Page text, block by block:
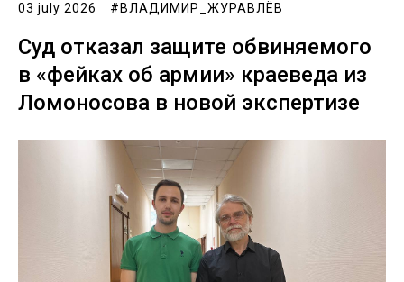
03 july 2026 #ВЛАДИМИР_ЖУРАВЛЁВ
Суд отказал защите обвиняемого
в «фейках об армии» краеведа из
Ломоносова в новой экспертизе